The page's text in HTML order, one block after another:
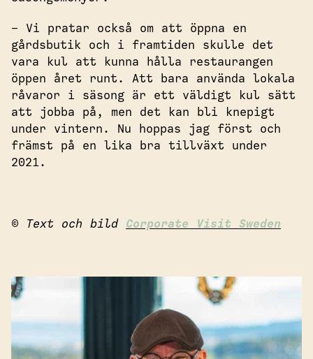
– Vi pratar också om att öppna en
gårdsbutik och i framtiden skulle det
vara kul att kunna hålla restaurangen
öppen året runt. Att bara använda lokala
råvaror i säsong är ett väldigt kul sätt
att jobba på, men det kan bli knepigt
under vintern. Nu hoppas jag först och
främst på en lika bra tillväxt under
2021.
© Text och bild Corporate Visit Sweden